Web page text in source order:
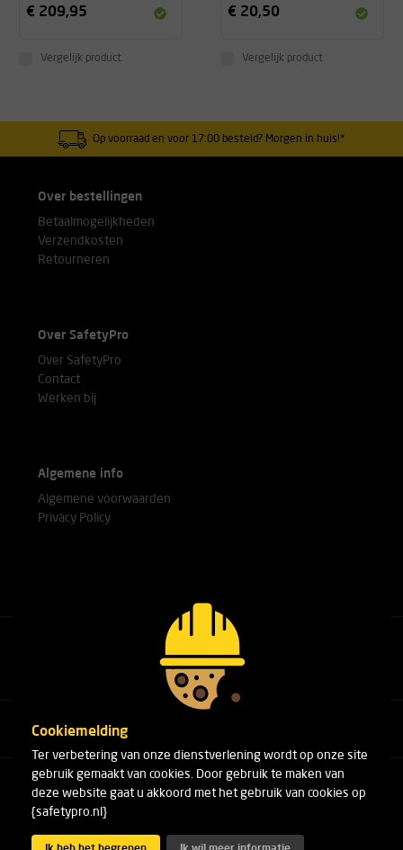
€ 209,95
Vergelijk product
€ 20,50
Vergelijk product
Op voorraad en voor 17:00 besteld? Morgen in huis!*
Over bestellingen
Betaalmogelijkheden
Verzendkosten
Retourneren
Over SafetyPro
Over SafetyPro
Contact
Werken bij
Algemene info
Algemene voorwaarden
Privacy Policy
Bel met onze experts
+31(0)76 751 25 18
Arduinstraat 20
4827 HK Breda
Telefoon: +31(0)76 751 25 18
E-mail: info@safetypro.nl
Cookiemelding
Ter verbetering van onze dienstverlening wordt op onze site
gebruik gemaakt van cookies. Door gebruik te maken van
deze website gaat u akkoord met het gebruik van cookies op
{safetypro.nl}